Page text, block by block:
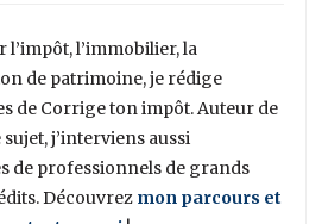
l’immobilier, la
de patrimoine, je rédige
de Corrige ton impôt. Auteur de
j’interviens aussi
de professionnels de grands
Découvrez mon parcours et